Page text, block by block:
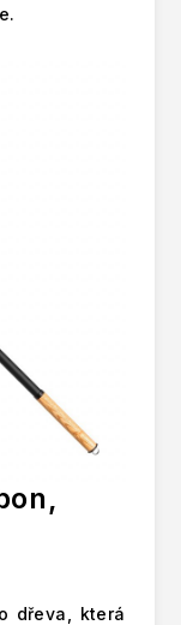
dřeva, která